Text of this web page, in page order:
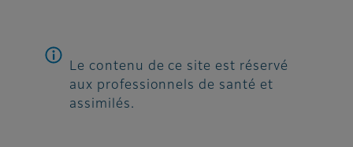
Le contenu de ce site est réservé
aux professionnels de santé et
assimilés.